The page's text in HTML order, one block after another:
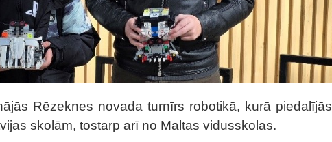
Rēzeknes novada turnīrs robotikā, kurā piedalījās
skolām, tostarp arī no Maltas vidusskolas.